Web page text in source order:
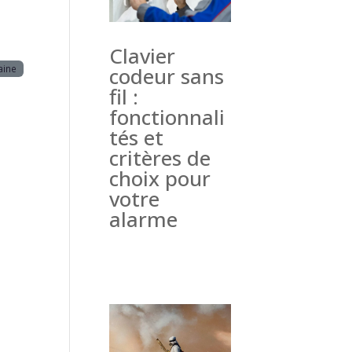
Clavier
codeur sans
fil :
fonctionnali
tés et
critères de
choix pour
votre
alarme